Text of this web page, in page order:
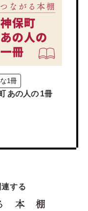
1冊
あの人の 1冊
連する